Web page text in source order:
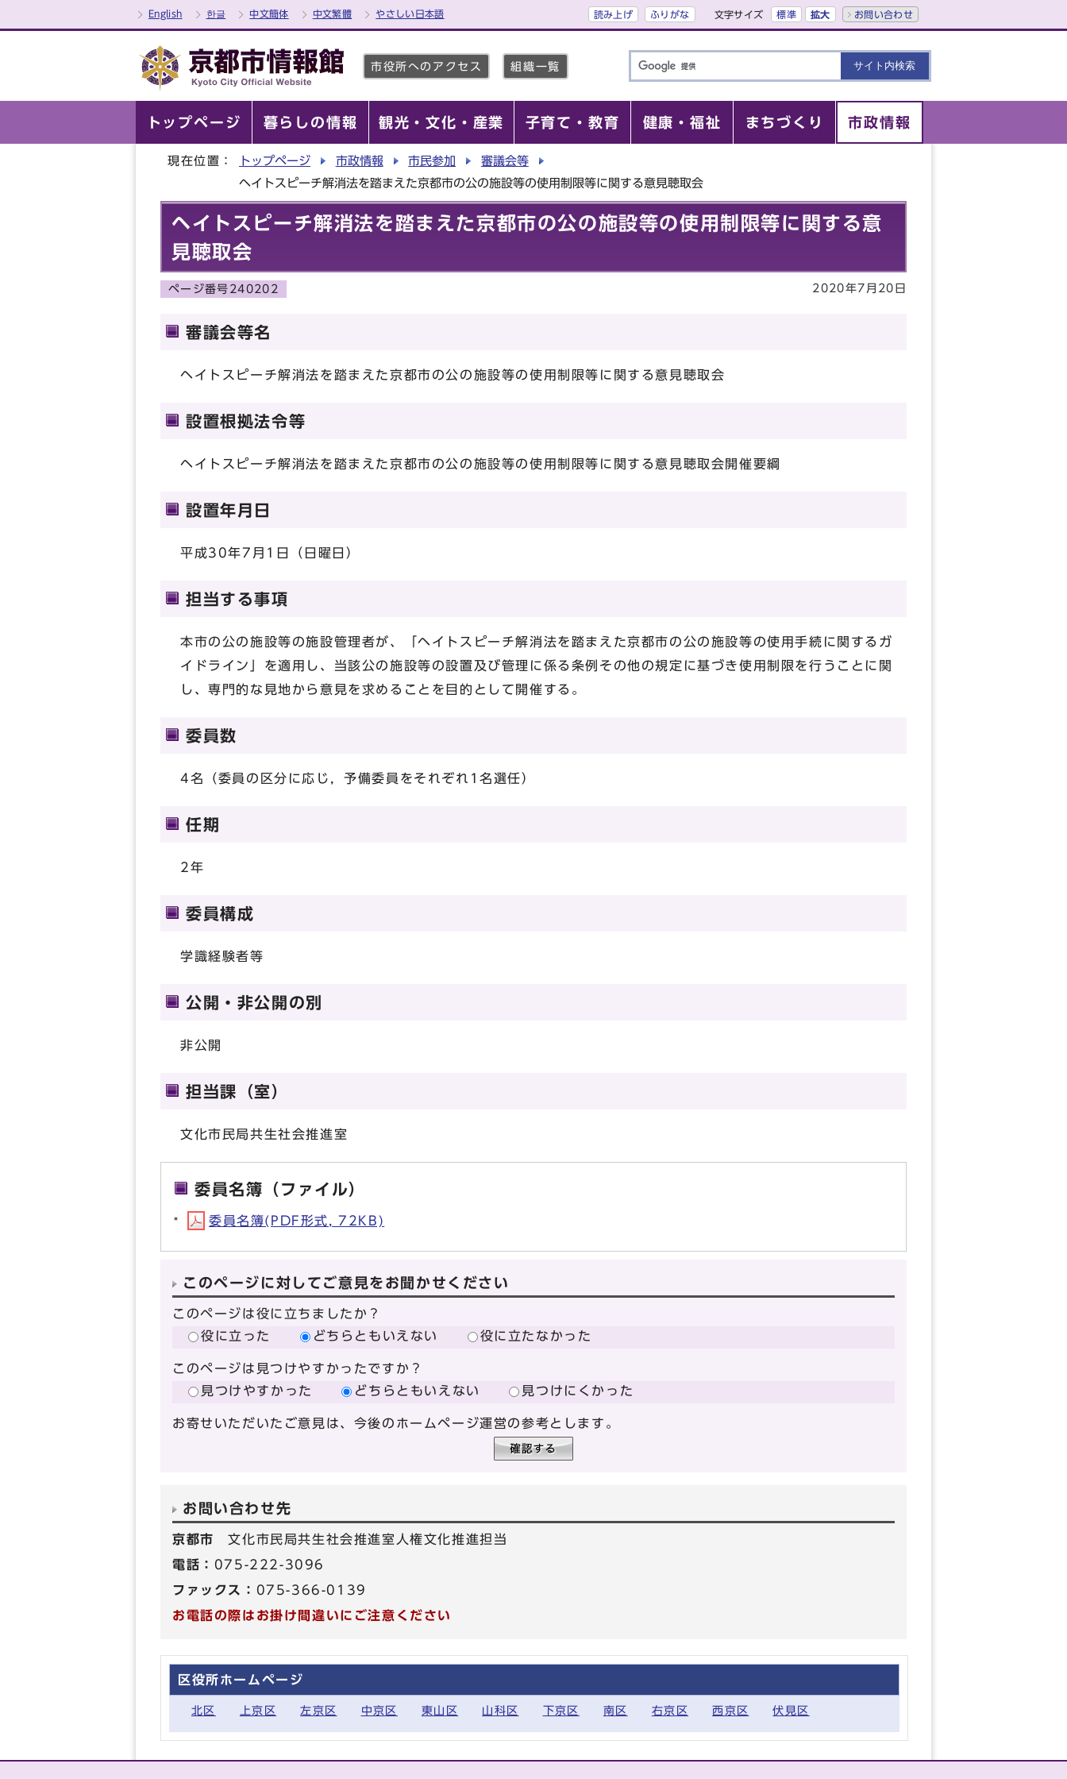
English 한글 中文簡体 中文繁體 やさしい日本語 読み上げ ふりがな 文字サイズ 標準 拡大 お問い合わせ
市役所へのアクセス 組織一覧
トップページ 暮らしの情報 観光・文化・産業 子育て・教育 健康・福祉 まちづくり 市政情報
現在位置： トップページ 市政情報 市民参加
審議会等
ヘイトスピーチ解消法を踏まえた京都市の公の施設等の使用制限等に関する意見聴取会
ヘイトスピーチ解消法を踏まえた京都市の公の施設等の使用制限等に関する意
見聴取会
ページ番号240202 2020年7月20日
審議会等名
ヘイトスピーチ解消法を踏まえた京都市の公の施設等の使用制限等に関する意見聴取会
設置根拠法令等
ヘイトスピーチ解消法を踏まえた京都市の公の施設等の使用制限等に関する意見聴取会開催要綱
設置年月日
平成30年7月1日（日曜日）
担当する事項
本市の公の施設等の施設管理者が、「ヘイトスピーチ解消法を踏まえた京都市の公の施設等の使用手続に関するガ
イドライン」を適用し、当該公の施設等の設置及び管理に係る条例その他の規定に基づき使用制限を行うことに関
し、専門的な見地から意見を求めることを目的として開催する。
委員数
4名（委員の区分に応じ，予備委員をそれぞれ1名選任）
任期
2年
委員構成
学識経験者等
公開・非公開の別
非公開
担当課（室）
文化市民局共生社会推進室
委員名簿（ファイル）
委員名簿(PDF形式, 72KB)
このページに対してご意見をお聞かせください
このページは役に立ちましたか？
役に立った
どちらともいえない 役に立たなかった
このページは見つけやすかったですか？
見つけやすかった
どちらともいえない 見つけにくかった
お寄せいただいたご意見は、今後のホームページ運営の参考とします。
お問い合わせ先
京都市文化市民局共生社会推進室人権文化推進担当
電話： 075-222-3096
ファックス： 075-366-0139
お電話の際はお掛け間違いにご注意ください
区役所ホームページ
北区 上京区 左京区 中京区 東山区 山科区 下京区 南区 右京区 西京区 伏見区